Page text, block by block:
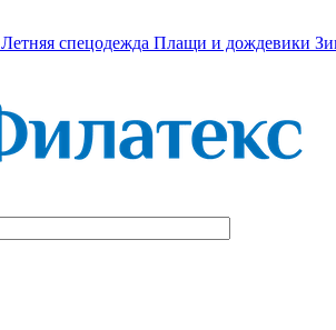
Летняя спецодежда Плащи и дождевики